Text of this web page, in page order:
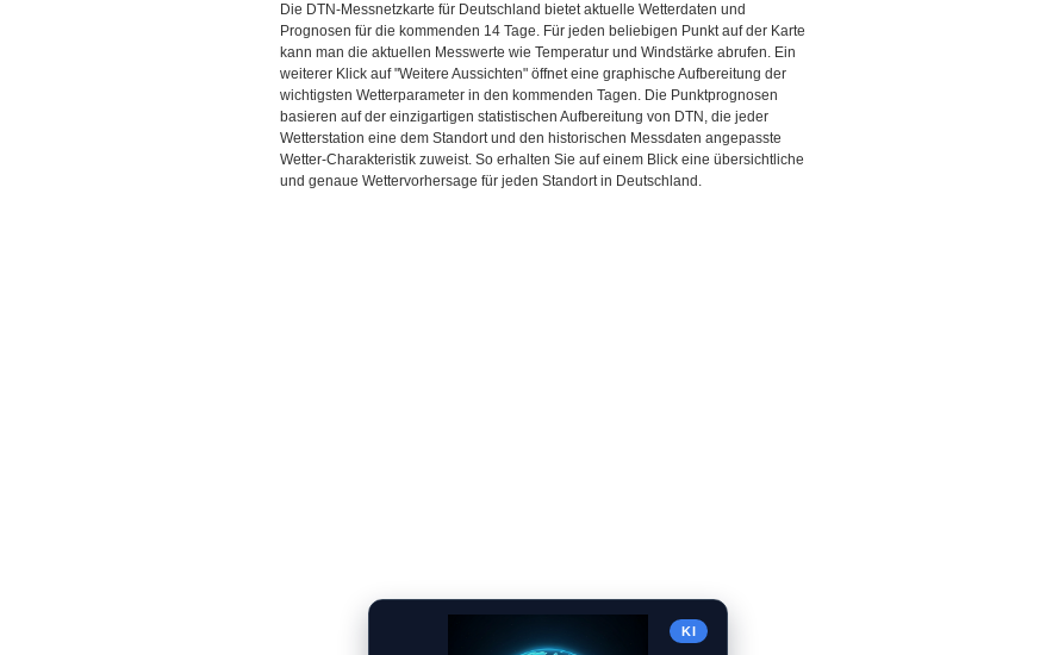
Die DTN-Messnetzkarte für Deutschland bietet aktuelle Wetterdaten und
Prognosen für die kommenden 14 Tage. Für jeden beliebigen Punkt auf der Karte
kann man die aktuellen Messwerte wie Temperatur und Windstärke abrufen. Ein
weiterer Klick auf "Weitere Aussichten" öffnet eine graphische Aufbereitung der
wichtigsten Wetterparameter in den kommenden Tagen. Die Punktprognosen
basieren auf der einzigartigen statistischen Aufbereitung von DTN, die jeder
Wetterstation eine dem Standort und den historischen Messdaten angepasste
Wetter-Charakteristik zuweist. So erhalten Sie auf einem Blick eine übersichtliche
und genaue Wettervorhersage für jeden Standort in Deutschland.
KI